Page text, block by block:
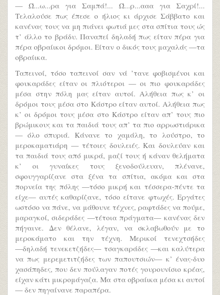
― Ώ...ω...ρα για Σαμπά!... Ώ...ρ...ααα για Σαχρί!...
Τελαλούσε πως έπεσε ο ήλιος κι άρχισε Σάββατο και
κανένας τους να μη πιάνει φωτιά μες στα σπίτια τους ώς
τ’ άλλο το βράδυ. Παναπεί δηλαδή πως είταν πέρα για
πέρα οβραίικοι δρόμοι. Είταν ο δικός τους μαχαλάς ―τα
οβραίικα.
Ταπεινοί, τόσο ταπεινοί σαν νά ’τανε φοβισμένοι και
φουκαράδες είταν οι πλιότεροι ― οι πιο φουκαράδες
μέσα στην πόλη μας είταν αυτοί. Αλήθεια πως κ’ οι
δρόμοι τους μέσα στο Κάστρο είταν αυτοί. Αλήθεια πως
κ’ οι δρόμοι τους μέσα στο Κάστρο είταν απ’ τους πιο
βρώμικους και τα παιδιά τους απ’ τα πιο αρρωστιάρικα
― όλο σπυριά. Κάνανε το χαμάλη, το λούστρο, το
μεροκαματιάρη ― τέτοιες δουλειές. Και δουλεύαν και
τα παιδιά τους από μικρά, μαζί τους ή κάναν θελήματα
κ’ οι γυναίκες τους ξενοδούλευαν, πλένανε,
σφουγγαρίζανε στα ξένα τα σπίτια, ακόμα και στα
πορνεία της πόλης ―τόσο μικρή και τέσσερα-πέντε τα
είχε― αυτές καθαρίζανε, τόσο είτανε φτωχές. Εργάτες
ωστόσο να πάνε, να μάθουνε τέχνες, ραφτάδες να πούμε,
μαραγκοί, σιδεράδες ―τέτοια πράγματα― κανένας δεν
πήγαινε. Δεν θέλανε, λέγαν, να σκλαβωθούν με το
μεροκάματο και την τέχνη. Μερικοί τενεχτσήδες
―δηλαδή τενεκετζήδες― τσαγκαράδες ―και καλύτερα
να πως μερεμετιτζήδες των παπουτσιών― κ’ ένας-δυο
χασάπηδες, που δεν πούλαγαν ποτές γουρουνίσιο κρέας,
είχαν κάτι μικρομάγαζα. Μα στα οβραίικα μέσα κι αυτοί
― δεν πηγαίνανε παραπέρα.